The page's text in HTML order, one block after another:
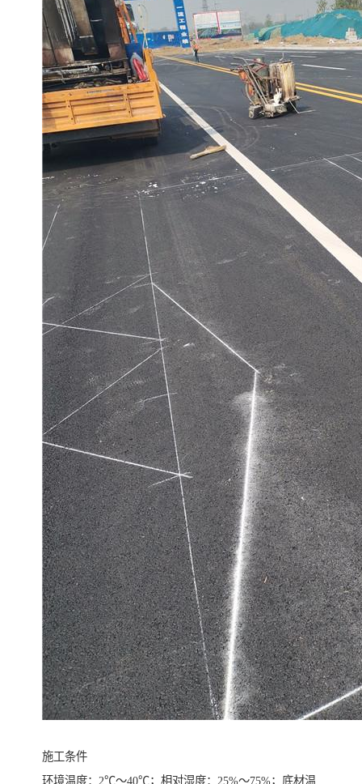
施工条件
环境温度：2℃～40℃；相对湿度：25%～75%；底材温